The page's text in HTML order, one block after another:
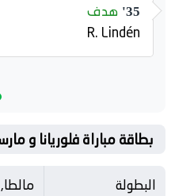
35' هدف
R. Lindén
بطاقة مباراة فلوريانا و
البطولة